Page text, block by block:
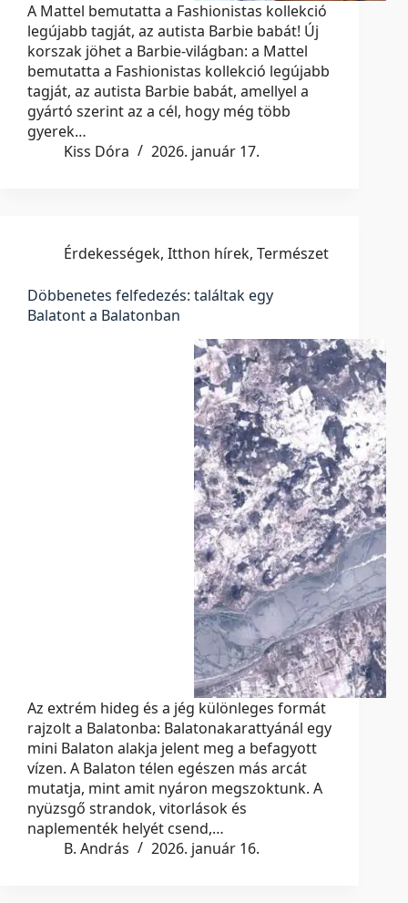
A Mattel bemutatta a Fashionistas kollekció
legújabb tagját, az autista Barbie babát! Új
korszak jöhet a Barbie-világban: a Mattel
bemutatta a Fashionistas kollekció legújabb
tagját, az autista Barbie babát, amellyel a
gyártó szerint az a cél, hogy még több
gyerek…
Kiss Dóra
2026. január 17.
Érdekességek, Itthon hírek, Természet
Döbbenetes felfedezés: találtak egy
Balatont a Balatonban
Az extrém hideg és a jég különleges formát
rajzolt a Balatonba: Balatonakarattyánál egy
mini Balaton alakja jelent meg a befagyott
vízen. A Balaton télen egészen más arcát
mutatja, mint amit nyáron megszoktunk. A
nyüzsgő strandok, vitorlások és
naplementék helyét csend,…
B. András
2026. január 16.